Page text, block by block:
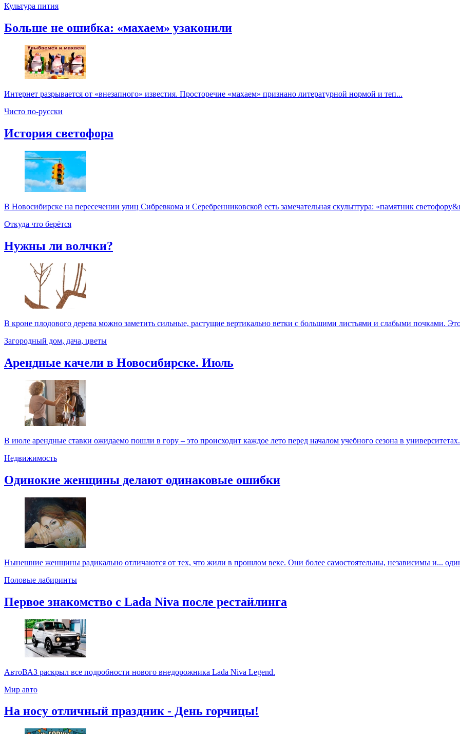
Культура пития
Больше не ошибка: «махаем» узаконили
Интернет разрывается от «внезапного» известия. Просторечие «махаем» признано литературной нормой и теп...
Чисто по-русски
История светофора
В Новосибирске на пересечении улиц Сибревкома и Серебренниковской есть замечательная скульптура: «памятник
Откуда что берётся
Нужны ли волчки?
В кроне плодового дерева можно заметить сильные, растущие вертикально ветки с большими листьями и слабыми почками.
Загородный дом, дача, цветы
Арендные качели в Новосибирске. Июль
В июле арендные ставки ожидаемо пошли в гору – это происходит каждое лето перед началом учебного сезона в
Недвижимость
Одинокие женщины делают одинаковые ошибки
Нынешние женщины радикально отличаются от тех, что жили в прошлом веке. Они более самостоятельны, независимы и...
Половые лабиринты
Первое знакомство с Lada Niva после рестайлинга
АвтоВАЗ раскрыл все подробности нового внедорожника Lada Niva Legend.
Мир авто
На носу отличный праздник - День горчицы!